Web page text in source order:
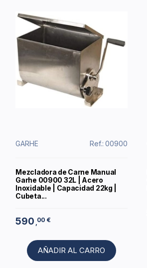
GARHE Ref.: 00900
Mezcladora de Carne Manual
Garhe 00900 32L | Acero
Inoxidable | Capacidad 22kg |
Cubeta...
590 00 €
AÑADIR AL CARRO